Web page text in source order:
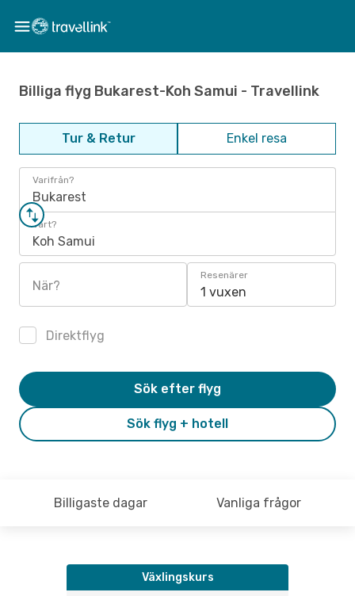
Billiga flyg Bukarest-Koh Samui - Travellink
Tur & Retur Enkel resa
Varifrån?
Bukarest
Vart?
Koh Samui
När?
Resenärer
1 vuxen
Direktflyg
Sök flyg + hotell
Sök efter flyg
Billigaste dagar Vanliga frågor
Växlingskurs